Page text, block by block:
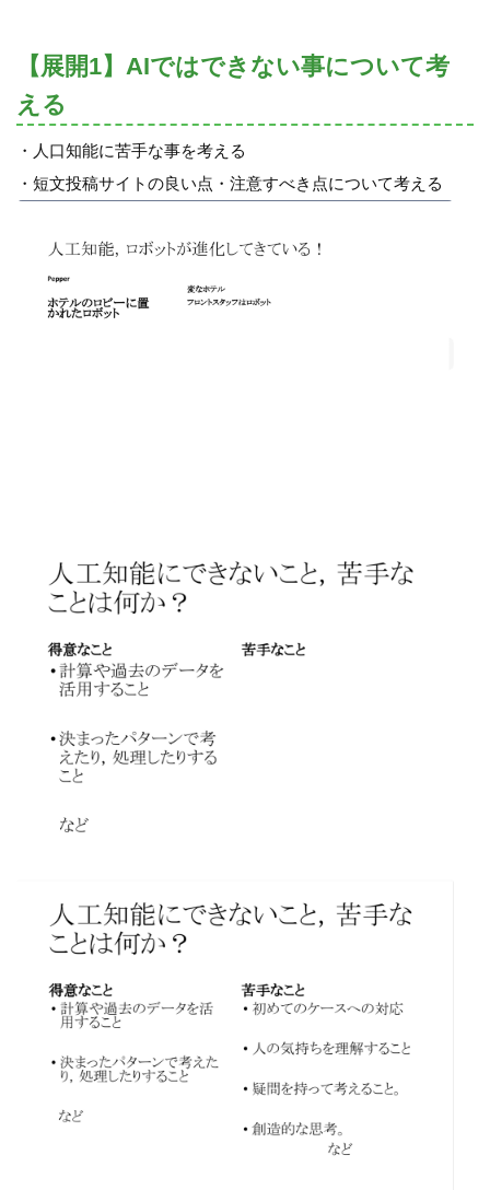
【展開1】AIではできない事について考
える
・人口知能に苦手な事を考える
・短文投稿サイトの良い点・注意すべき点について考える